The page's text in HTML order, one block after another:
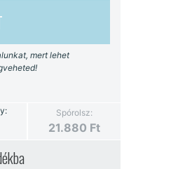
mert lehet
Spórolsz:
21.880 Ft